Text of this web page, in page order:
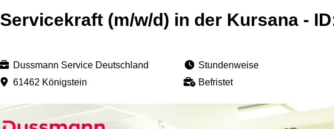
Servicekraft (m/w/d) in der Kursana -
Dussmann Service Deutschland
61462 Königstein
Stundenweise
Befristet